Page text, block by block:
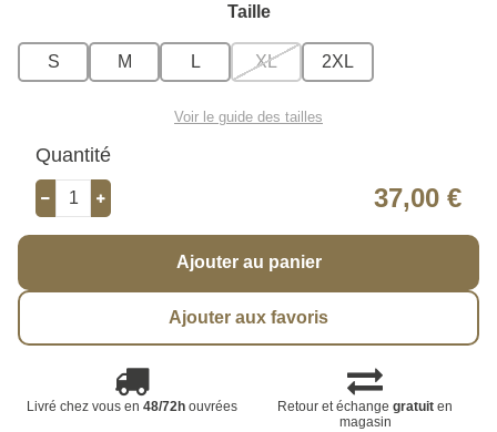
Taille
S M L XL 2XL
Voir le guide des tailles
Quantité
37,00 €
Ajouter au panier
Ajouter aux favoris
Livré chez vous en 48/72houvrées Retour et échangegratuit en
magasin